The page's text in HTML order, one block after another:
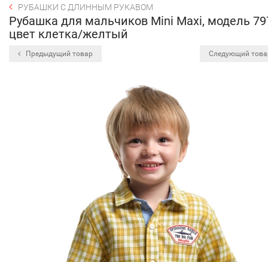
РУБАШКИ С ДЛИННЫМ РУКАВОМ
Рубашка для мальчиков Mini Maxi, модель
цвет клетка/желтый
Предыдущий товар Следующий